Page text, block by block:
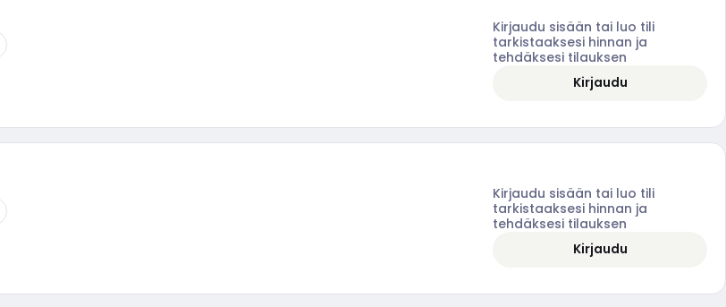
Kirjaudu sisään tai luo tili
tarkistaaksesi hinnan ja
tehdäksesi tilauksen
Kirjaudu
Kirjaudu sisään tai luo tili
tarkistaaksesi hinnan ja
tehdäksesi tilauksen
Kirjaudu